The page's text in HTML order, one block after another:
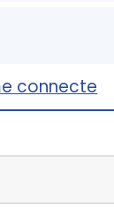
connecte